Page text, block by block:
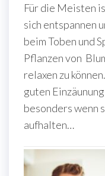
Für die Meisten
sich entspannen
beim Toben und
Pflanzen von
relaxen zu
guten
besonders wenn
aufhalten…